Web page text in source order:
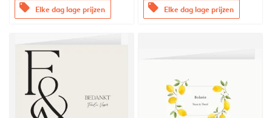
offers Elke dag lage prijzen offers Elke dag lage prijzen